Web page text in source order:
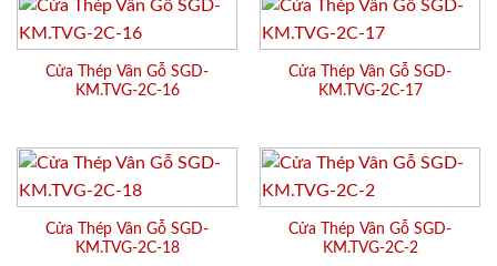
Cửa Thép Vân Gỗ SGD-
KM.TVG-2C-16
Cửa Thép Vân Gỗ SGD-
KM.TVG-2C-17
Cửa Thép Vân Gỗ SGD-
KM.TVG-2C-18
Cửa Thép Vân Gỗ SGD-
KM.TVG-2C-2